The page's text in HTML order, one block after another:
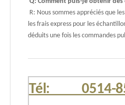
R: Nous sommes appréciés que
les frais express pour les
déduits une fois les commandes
Tél: 0514-